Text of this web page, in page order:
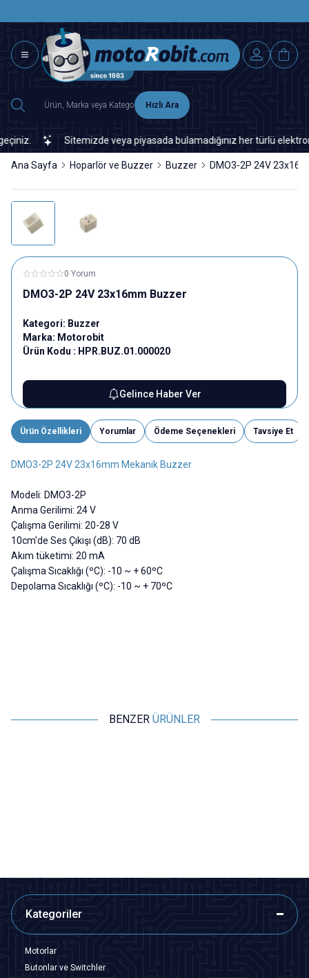
Hızlı Ara
Sitemizde veya piyasada bulamadığınız her türlü
Ana Sayfa Hoparlör ve Buzzer Buzzer DMO3-2P 24V
0 Yorum
DMO3-2P 24V 23x16mm Buzzer
Kategori: Buzzer
Marka: Motorobit
Ürün Kodu : HPR.BUZ.01.000020
Gelince Haber Ver
Ürün Özellikleri Yorumlar Ödeme Seçenekleri Tavsiye Et
DMO3-2P 24V 23x16mm Mekanik Buzzer
Modeli: DMO3-2P
Anma Gerilimi: 24 V
Çalışma Gerilimi: 20-28 V
10cm'de Ses Çıkışı (dB): 70 dB
Akım tüketimi: 20 mA
Çalışma Sıcaklığı (ºC): -10 ~ + 60ºC
Depolama Sıcaklığı (ºC): -10 ~ + 70ºC
BENZER ÜRÜNLER
Kategoriler
Motorlar
Butonlar ve Switchler